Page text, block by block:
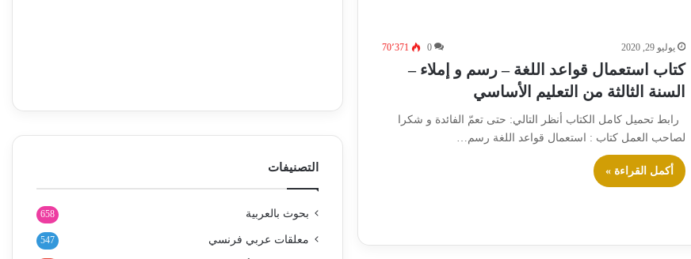
يوليو 29, 2020 0 70٬371
كتاب استعمال قواعد اللغة – رسم و إملاء –
السنة الثالثة من التعليم الأساسي
رابط تحميل كامل الكتاب أنظر التالي: حتى تعمّ الفائدة و شكرا
لصاحب العمل كتاب : استعمال قواعد اللغة رسم…
أكمل القراءة » التصنيفات
بحوث بالعربية 658
معلقات عربي فرنسي 547